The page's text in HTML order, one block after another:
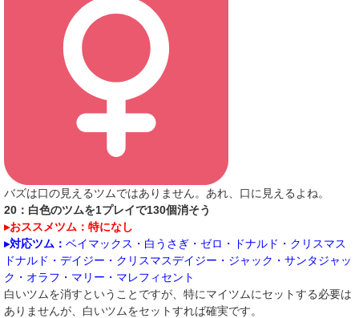
バズは口の見えるツムではありません。あれ、口に見えるよね。
20：白色のツムを1プレイで130個消そう
▸おススメツム：特になし
▸対応ツム： ベイマックス・白うさぎ・ゼロ・ドナルド・クリスマス
ドナルド・デイジー・クリスマスデイジー・ジャック・サンタジャッ
ク・オラフ・マリー・マレフィセント
白いツムを消すということですが、特にマイツムにセットする必要は
ありませんが、白いツムをセットすれば確実です。